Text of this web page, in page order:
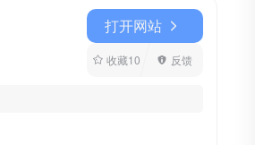
打开网站
收藏10 反馈